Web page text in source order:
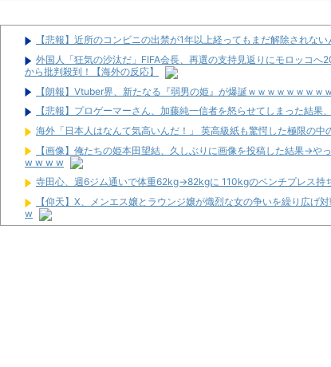
【悲報】近所のコンビニの出禁が1年以上経ってもまだ解除されな
外国人「狂気の沙汰だ」FIFA会長、再選の支持見返りにモロッコ
から批判殺到！【海外の反応】
【朗報】Vtuber界、新たなる『弱男の姫』が爆誕ｗｗｗｗｗｗｗｗ
【悲報】プロゲーマーさん、加藤純一信者を怒らせてしまった結
海外「日本人はなんて気高いんだ！」 英高級紙も驚愕した極限の中
【画像】俺たちの姫本田望結、久しぶりに画像を投稿した結果→
w w w w
寺田心、週6ジム通いで体重62kg→82kgに 110kgのベンチプレス持
【仰天】X、メンエス嬢とラウンジ嬢が熾烈な女の争いを繰り広
w